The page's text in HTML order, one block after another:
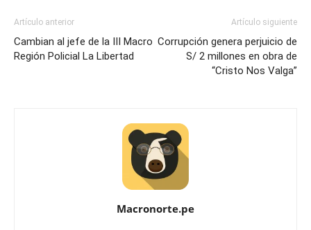
Artículo anterior
Cambian al jefe de la III Macro
Región Policial La Libertad
Artículo siguiente
Corrupción genera perjuicio de
S/ 2 millones en obra de
“Cristo Nos Valga”
Macronorte.pe